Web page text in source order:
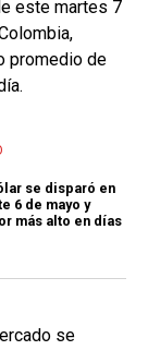
este martes 7
promedio de
se disparó en
6 de mayo y
más alto en días
se